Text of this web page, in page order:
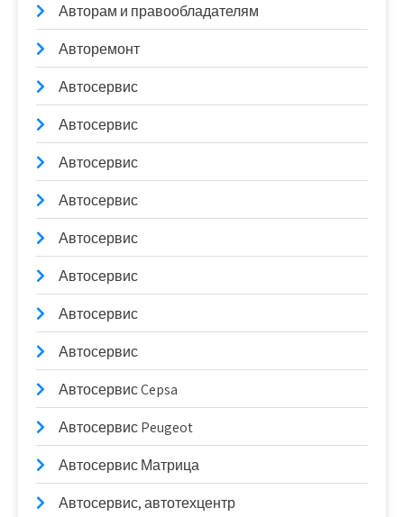
Авторам и правообладателям
Авторемонт
Автосервис
Автосервис
Автосервис
Автосервис
Автосервис
Автосервис
Автосервис
Автосервис
Автосервис Cepsa
Автосервис Peugeot
Автосервис Матрица
Автосервис, автотехцентр